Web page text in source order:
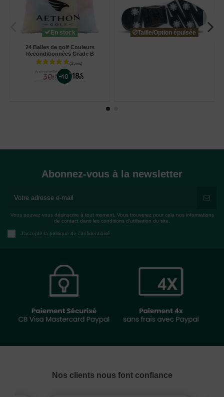
En stock
24 Balles de golf Couleurs
Reconditionnées Grade B
Prix conseillé
30 €
00 -40 % 18 €
00
Taille/Option épuisée
Abonnez-vous à la newsletter
Vous pouvez vous désinscrire à tout moment. Vous trouverez pour cela nos informations
de contact dans les conditions d'utilisation du site.
J'accepte la politique de confidentialité
Nos clients nous font confiance